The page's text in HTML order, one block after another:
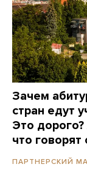
Зачем
стран едут
Это
что говорят
ПАРТНЕРСКИЙ